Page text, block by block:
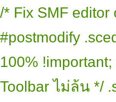
/* Fix SMF editor
#postmodify
100%
Toolbar ไม่ล้น */